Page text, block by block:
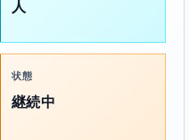
人
状態
継続中